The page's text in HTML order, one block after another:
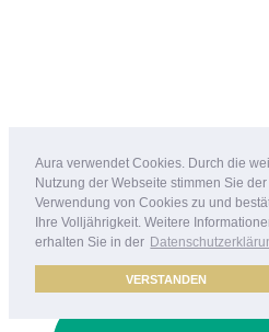
Aura verwendet Cookies. Durch die
Nutzung der Webseite stimmen Sie der
Verwendung von Cookies zu und
Ihre Volljährigkeit. Weitere
erhalten Sie in der
VERSTANDEN